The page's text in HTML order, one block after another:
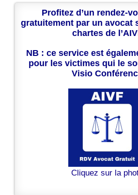
Profitez d’un rendez-
gratuitement par un avocat
chartes de
NB : ce service est
pour les victimes qui le
Visio
Cliquez sur la